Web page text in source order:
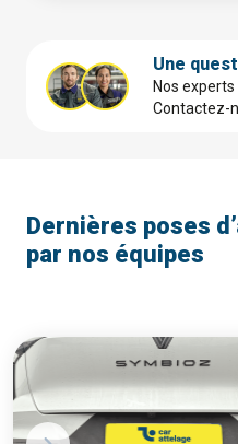
Une
Nos
Contactez-
Dernières poses
par nos équipes